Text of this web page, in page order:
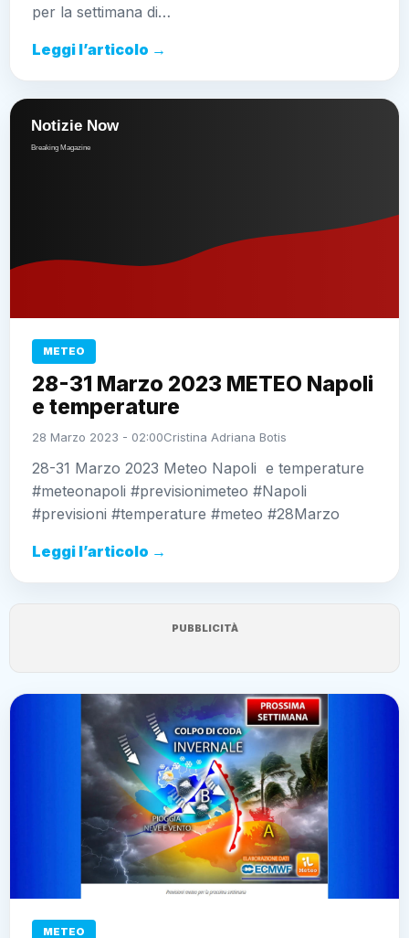
per la settimana di…
Leggi l’articolo →
METEO
28-31 Marzo 2023 METEO Napoli
e temperature
28 Marzo 2023 - 02:00Cristina Adriana Botis
28-31 Marzo 2023 Meteo Napoli e temperature
#meteonapoli #previsionimeteo #Napoli
#previsioni #temperature #meteo #28Marzo
Leggi l’articolo →
PUBBLICITÀ
METEO